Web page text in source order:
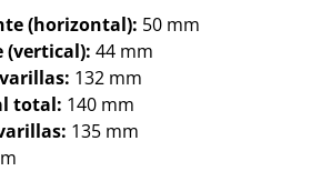
(horizontal): 50 mm
(vertical): 44 mm
132 mm
total: 140 mm
135 mm